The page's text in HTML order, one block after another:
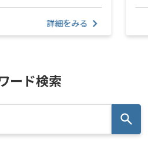
詳細をみる
ード検索